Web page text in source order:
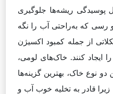
پوسیدگی ریشه‌ها جلوگیری
که به‌راحتی آب را نگه
از جمله کمبود اکسیژن
ایجاد کنند. خاک‌های لومی،
نوع خاک، بهترین گزینه‌ها
قادر به تخلیه خوب آب و